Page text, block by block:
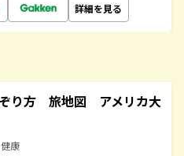
詳細を見る
り方 旅地図 アメリカ大
康